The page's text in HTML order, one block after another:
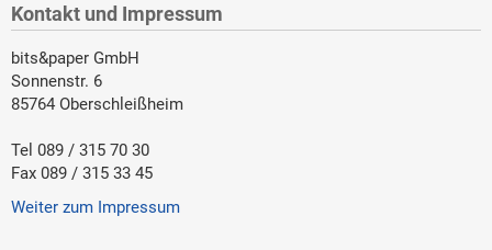
Kontakt und Impressum
bits&paper GmbH
Sonnenstr. 6
85764 Oberschleißheim
Tel 089 / 315 70 30
Fax 089 / 315 33 45
Weiter zum Impressum